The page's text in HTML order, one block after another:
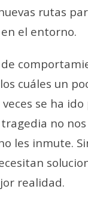
rutas
el entorno.
cuáles un
se ha
no
les inmute.
realidad.